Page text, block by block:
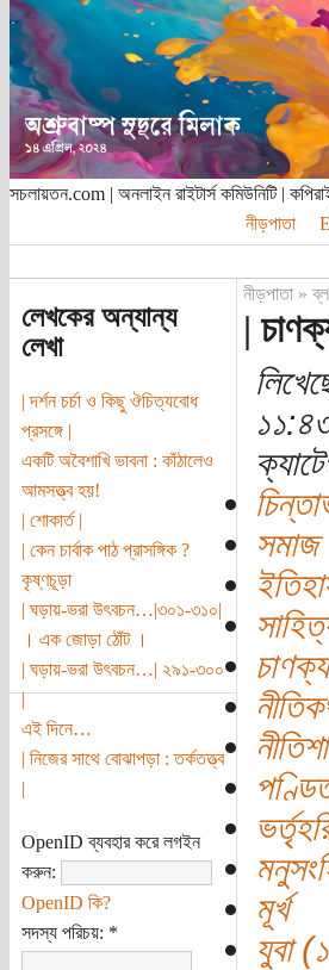
সচলায়তন.com | অনলাইন রাইটার্স কমিউনিটি |
নীড়পাতা
লেখকের অন্যান্য
লেখা
| দর্শন চর্চা ও কিছু ঔচিত্যবোধ
প্রসঙ্গে |
একটি অবৈশাখি ভাবনা : কাঁঠালেও
আমসত্ত্ব হয়!
| শোকার্ত |
| কেন চার্বাক পাঠ প্রাসঙ্গিক ?
কৃষ্ণচূড়া
| ঘড়ায়-ভরা উৎবচন…|৩০১-৩১০|
। এক জোড়া ঠোঁট ।
| ঘড়ায়-ভরা উৎবচন…| ২৯১-৩০০
|
এই দিনে…
| নিজের সাথে বোঝাপড়া : তর্কতত্ত্ব
|
OpenID ব্যবহার করে লগইন
করুন:
OpenID কি?
সদস্য পরিচয়: *
নীড়পাতা»
|
সমাজ
চাণক্য
মূর্খ
যুবা